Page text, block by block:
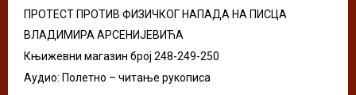
ПРОТЕСТ ПРОТИВ ФИЗИЧКОГ НАПАДА НА ПИСЦА
ВЛАДИМИРА АРСЕНИЈЕВИЋА
Књижевни магазин број 248-249-250
Аудио: Полетно – читање рукописа